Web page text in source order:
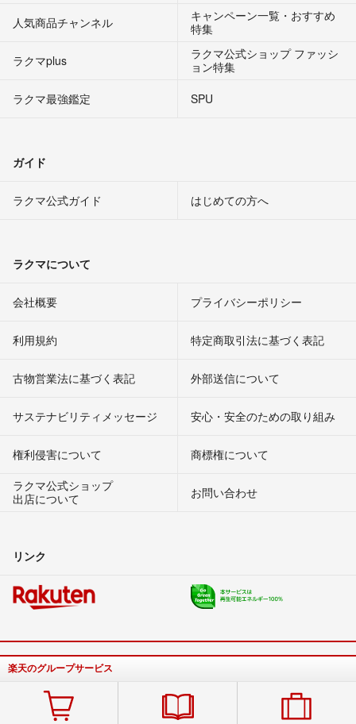
人気商品チャンネル
キャンペーン一覧・おすすめ
特集
ラクマplus
ラクマ公式ショップ ファッシ
ョン特集
ラクマ最強鑑定
SPU
ガイド
ラクマ公式ガイド はじめての方へ
ラクマについて
会社概要 プライバシーポリシー
利用規約 特定商取引法に基づく表記
古物営業法に基づく表記 外部送信について
サステナビリティメッセージ 安心・安全のための取り組み
権利侵害について
商標権について
ラクマ公式ショップ
出店について
お問い合わせ
リンク
楽天のグループサービス